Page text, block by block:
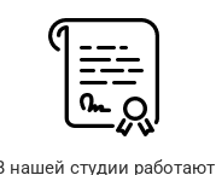
нашей студии работают